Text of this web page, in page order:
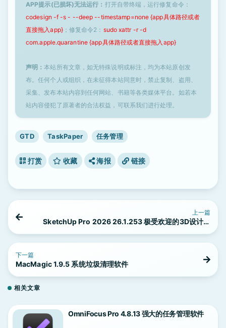
APP提示(已损坏)无法运行： 打开自带终端，运行修复命令：
codesign -f -s - --deep --timestamp=none {app具体路径或者
直接拖入app}；修复命令2： sudo xattr -r -d
com.apple.quarantine {app具体路径或者直接拖入app}
声明：本站所有文章，如无特殊说明或标注，均为本站原创发
布。任何个人或组织，在未征得本站同意时，禁止复制、盗用、
采集、发布本站内容到任何网站、书籍等各类媒体平台。如若本
站内容侵犯了原著者的合法权益，可联系我们进行处理。
GTD TaskPaper 任务管理
打赏 收藏 海报 链接
上一篇
SketchUp Pro 2026 26.1.253 极受欢迎的3D设计软
下一篇
MacMagic 1.9.5 系统垃圾清理软件
相关文章
OmniFocus Pro 4.8.13 强大的任务管理软件